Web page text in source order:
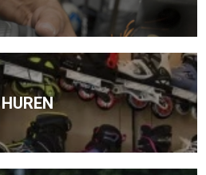
HUREN